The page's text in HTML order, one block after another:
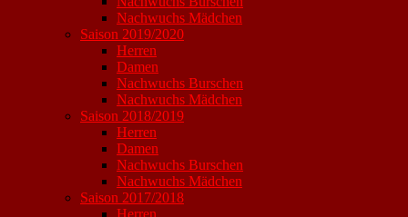
Nachwuchs Mädchen
Saison 2019/2020
Herren
Damen
Nachwuchs Burschen
Nachwuchs Mädchen
Saison 2018/2019
Herren
Damen
Nachwuchs Burschen
Nachwuchs Mädchen
Saison 2017/2018
Herren